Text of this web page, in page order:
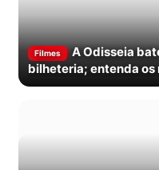
Filmes
A Odisseia
bilheteria; entenda os